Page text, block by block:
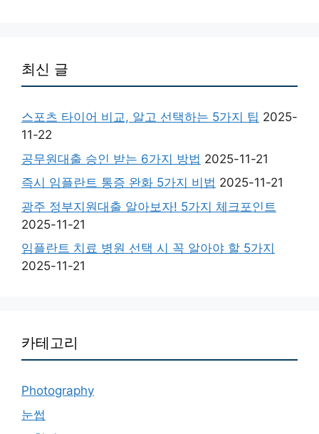
최신 글
스포츠 타이어 비교, 알고 선택하는 5가지 팁 2025-
11-22
공무원대출 승인 받는 6가지 방법 2025-11-21
즉시 임플란트 통증 완화 5가지 비법 2025-11-21
광주 정부지원대출 알아보자! 5가지 체크포인트
2025-11-21
임플란트 치료 병원 선택 시 꼭 알아야 할 5가지
2025-11-21
카테고리
Photography
눈썹